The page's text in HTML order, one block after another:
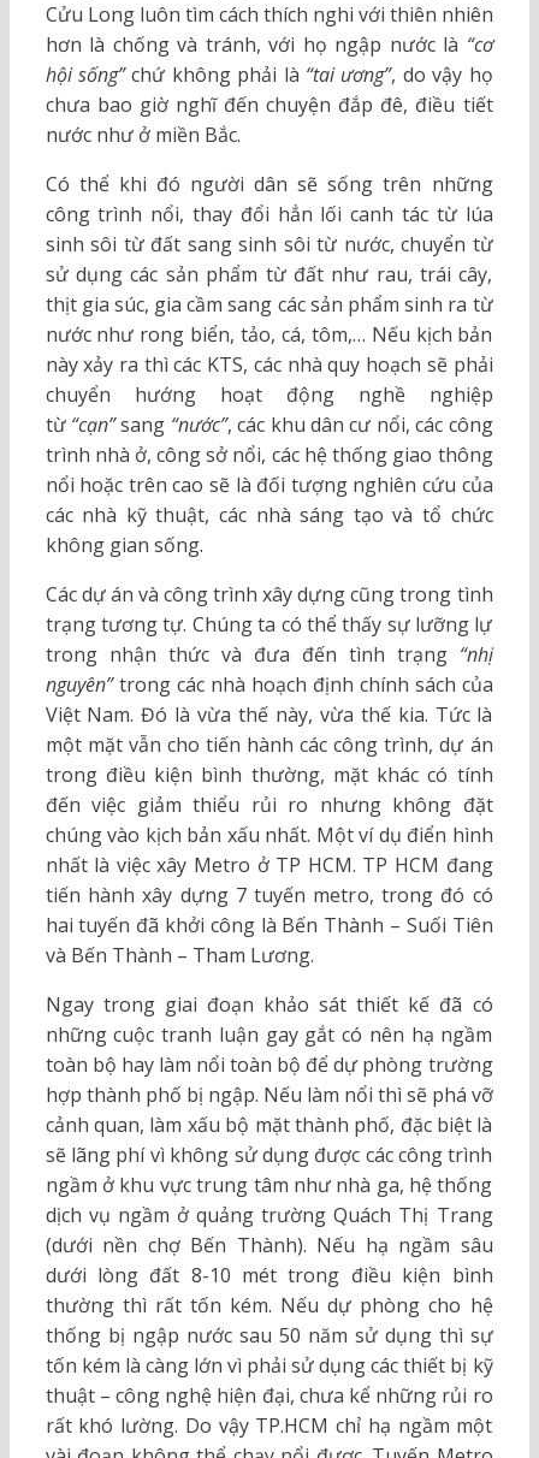
Cửu Long luôn tìm cách thích nghi với thiên nhiên
hơn là chống và tránh, với họ ngập nước là “cơ
hội sống”chứ không phải là “tai ương”, do vậy họ
chưa bao giờ nghĩ đến chuyện đắp đê, điều tiết
nước như ở miền Bắc.
Có thể khi đó người dân sẽ sống trên những
công trình nổi, thay đổi hẳn lối canh tác từ lúa
sinh sôi từ đất sang sinh sôi từ nước, chuyển từ
sử dụng các sản phẩm từ đất như rau, trái cây,
thịt gia súc, gia cầm sang các sản phẩm sinh ra từ
nước như rong biển, tảo, cá, tôm,… Nếu kịch bản
này xảy ra thì các KTS, các nhà quy hoạch sẽ phải
chuyển hướng hoạt động nghề nghiệp
từ “cạn”sang “nước”, các khu dân cư nổi, các công
trình nhà ở, công sở nổi, các hệ thống giao thông
nổi hoặc trên cao sẽ là đối tượng nghiên cứu của
các nhà kỹ thuật, các nhà sáng tạo và tổ chức
không gian sống.
Các dự án và công trình xây dựng cũng trong tình
trạng tương tự. Chúng ta có thể thấy sự lưỡng lự
trong nhận thức và đưa đến tình trạng “nhị
nguyên”trong các nhà hoạch định chính sách của
Việt Nam. Đó là vừa thế này, vừa thế kia. Tức là
một mặt vẫn cho tiến hành các công trình, dự án
trong điều kiện bình thường, mặt khác có tính
đến việc giảm thiểu rủi ro nhưng không đặt
chúng vào kịch bản xấu nhất. Một ví dụ điển hình
nhất là việc xây Metro ở TP HCM. TP HCM đang
tiến hành xây dựng 7 tuyến metro, trong đó có
hai tuyến đã khởi công là Bến Thành – Suối Tiên
và Bến Thành – Tham Lương.
Ngay trong giai đoạn khảo sát thiết kế đã có
những cuộc tranh luận gay gắt có nên hạ ngầm
toàn bộ hay làm nổi toàn bộ để dự phòng trường
hợp thành phố bị ngập. Nếu làm nổi thì sẽ phá vỡ
cảnh quan, làm xấu bộ mặt thành phố, đặc biệt là
sẽ lãng phí vì không sử dụng được các công trình
ngầm ở khu vực trung tâm như nhà ga, hệ thống
dịch vụ ngầm ở quảng trường Quách Thị Trang
(dưới nền chợ Bến Thành). Nếu hạ ngầm sâu
dưới lòng đất 8-10 mét trong điều kiện bình
thường thì rất tốn kém. Nếu dự phòng cho hệ
thống bị ngập nước sau 50 năm sử dụng thì sự
tốn kém là càng lớn vì phải sử dụng các thiết bị kỹ
thuật – công nghệ hiện đại, chưa kể những rủi ro
rất khó lường. Do vậy TP.HCM chỉ hạ ngầm một